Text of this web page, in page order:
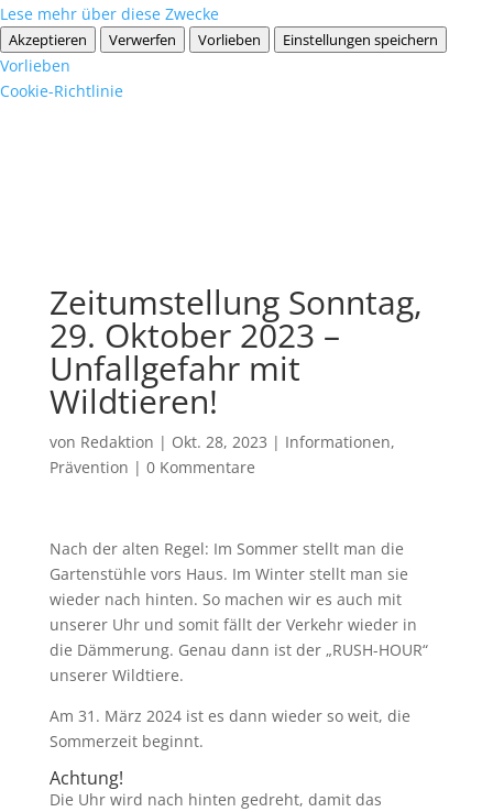
Lese mehr über diese Zwecke
Akzeptieren Verwerfen Vorlieben Einstellungen speichern
Vorlieben
Cookie-Richtlinie
Zeitumstellung Sonntag,
29. Oktober 2023 –
Unfallgefahr mit
Wildtieren!
von Redaktion | Okt. 28, 2023 | Informationen,
Prävention | 0 Kommentare
Nach der alten Regel: Im Sommer stellt man die
Gartenstühle vors Haus. Im Winter stellt man sie
wieder nach hinten. So machen wir es auch mit
unserer Uhr und somit fällt der Verkehr wieder in
die Dämmerung. Genau dann ist der „RUSH-HOUR“
unserer Wildtiere.
Am 31. März 2024 ist es dann wieder so weit, die
Sommerzeit beginnt.
Achtung!
Die Uhr wird nach hinten gedreht, damit das